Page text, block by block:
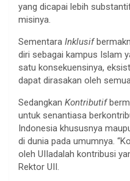
yang dicapai lebih
misinya.
Sementara Inklusif
diri sebagai kampus Islam
satu konsekuensinya,
dapat dirasakan oleh
Sedangkan Kontributif
untuk senantiasa
Indonesia khususnya
di dunia pada umumnya.
oleh UIIadalah kontribusi
Rektor UII.